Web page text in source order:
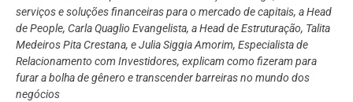
serviços e soluções financeiras para o mercado de capitais, a Head
de People, Carla Quaglio Evangelista, a Head de Estruturação, Talita
Medeiros Pita Crestana, e Julia Siggia Amorim, Especialista de
Relacionamento com Investidores, explicam como fizeram para
furar a bolha de gênero e transcender barreiras no mundo dos
negócios